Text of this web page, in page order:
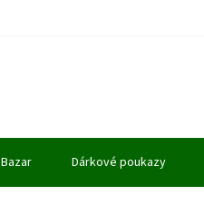
Bazar Dárkové poukazy